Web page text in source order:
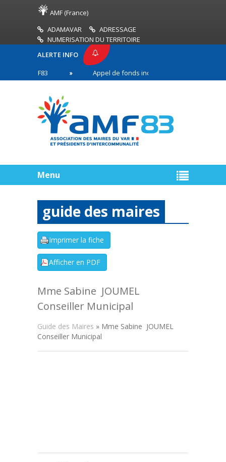
AMF (France)
ADAMAVAR
ADRESSAGE
NUMERISATION DU TERRITOIRE
ALERTE INFO
Appel de fonds incendies de forêt
première ligne
Menu
guide des maires
Mme Sabine JOUMEL
Conseiller Municipal
Guide des Maires » Mme Sabine JOUMEL
Conseiller Municipal